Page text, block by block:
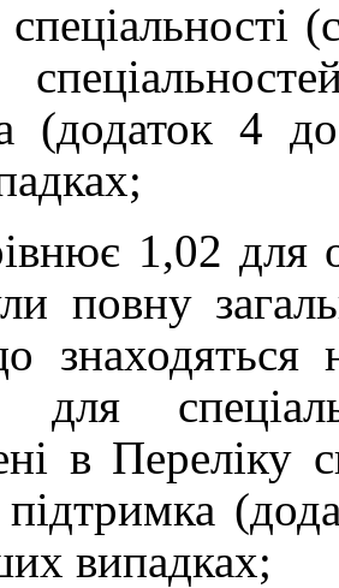
(додаток 4
1,02 для
повну
знаходяться
в Переліку
підтримка
випадках;